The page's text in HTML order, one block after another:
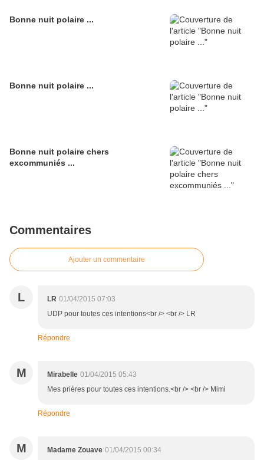
Bonne nuit polaire ...
Bonne nuit polaire ...
Bonne nuit polaire chers
excommuniés ...
Commentaires
Ajouter un commentaire
L LR 01/04/2015 07:03
UDP pour toutes ces intentions<br /> <br /> LR
Répondre
M Mirabelle 01/04/2015 05:43
Mes prières pour toutes ces intentions.<br /> <br /> Mimi
Répondre
M Madame Zouave 01/04/2015 00:34